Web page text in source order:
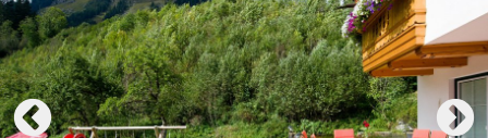
UNSER HAUS
WELLNESS
WOHNUNGEN & PREISE